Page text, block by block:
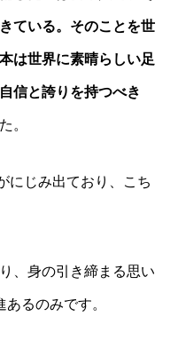
ている。そのことを世
は世界に素晴らしい足
信と誇りを持つべき
。
にじみ出ており、こち
、身の引き締まる思い
るのみです。